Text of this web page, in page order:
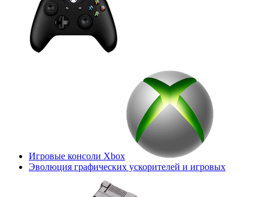
Игровые консоли Xbox
Эволюция графических ускорителей и игровых